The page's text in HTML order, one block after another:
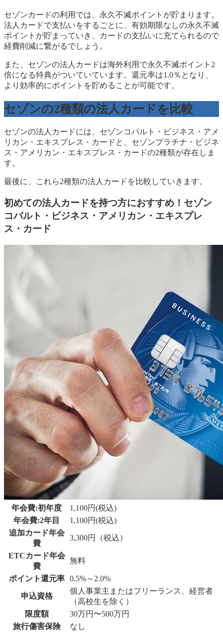
セゾンカードの利用では、永久不滅ポイントが貯まります。
法人カードで支払いをするごとに、有効期限なしの永久不滅
ポイントが貯まっていき、カードの支払いに充てられるので
経費削減に繋がるでしょう。
また、セゾンの法人カードは海外利用で永久不滅ポイント2
倍になる特典がついていています。還元率は1.0％となり、
より効率的にポイントを貯めることが可能です。
セゾンの2種類の法人カードを比較
セゾンの法人カードには、セゾンコバルト・ビジネス・アメ
リカン・エキスプレス・カードと、セゾンプラチナ・ビジネ
ス・アメリカン・エキスプレス・カードの2種類が存在しま
す。
最後に、これら2種類の法人カードを比較していきます。
初めての法人カードを持つ方におすすめ！セゾン
コバルト・ビジネス・アメリカン・エキスプレ
ス・カード
年会費:初年度
1,100円(税込)
年会費:2年目
1,100円(税込)
追加カード年会
費
3,300円（税込）
ETCカード年会
費
無料
ポイント還元率 0.5%～2.0%
申込資格
個人事業主またはフリーランス、経営者
（高校生を除く）
限度額
30万円〜500万円
旅行傷害保険
なし